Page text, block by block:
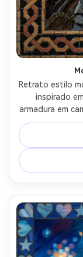
Retrato estilo
inspirado
armadura em
ardósia
fundo diagonal
ousada,
azulejo e
composição